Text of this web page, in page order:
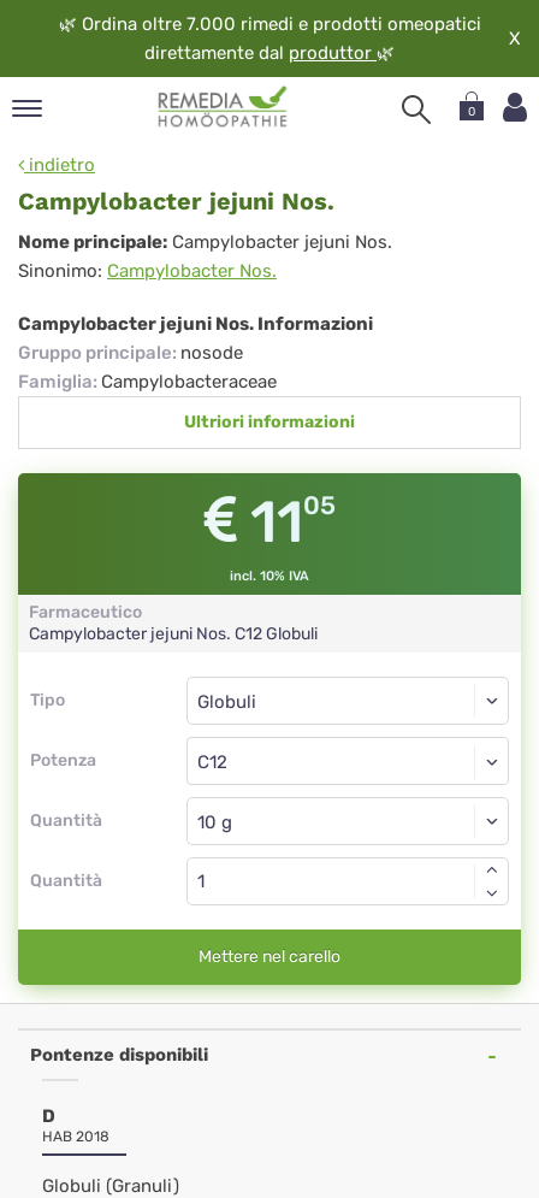
🌿 Ordina oltre 7.000 rimedi e prodotti omeopatici
direttamente dal produttor 🌿
X
0
indietro
Campylobacter jejuni Nos.
Campylobacter
jejuni
Nos.
Nome principale: Campylobacter jejuni Nos.
Sinonimo: Campylobacter Nos.
Campylobacter jejuni Nos. Informazioni
Gruppo principale: nosode
Famiglia: Campylobacteraceae
Ultriori informazioni
1105
incl. 10% IVA
Farmaceutico
Campylobacter jejuni Nos. C12Globuli
Tipo
Tipo
Potenza
Globuli
C12
Quantità
Globuli
Quantità
Mettere nel carello
Pontenze disponibili
D
HAB 2018
Globuli (Granuli)